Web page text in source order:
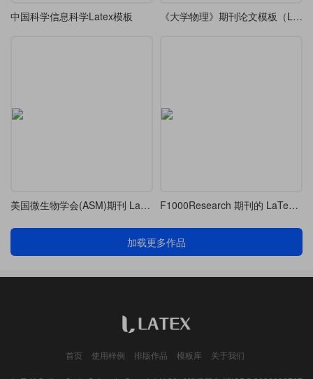
中国科学信息科学Latex模板 《大学物理》期刊论文模板（LaTeX，非官方）
美国微生物学会(ASM)期刊 LaTeX 模板 F1000Research 期刊的 LaTeX 投稿模板
加载更多作品
首页 使用样例 排版作品 模板库 关于我们